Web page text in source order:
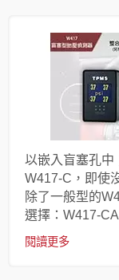
以嵌入盲塞孔中
W417-C，即使
除了一般型的
選擇：W417-
閱讀更多